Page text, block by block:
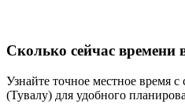
Сколько сейчас времени
Узнайте точное местное время
(Тувалу) для удобного